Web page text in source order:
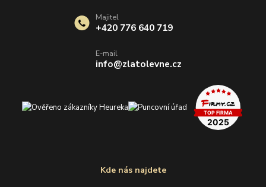
Kde nás najdete
Majitel
+420 776 640 719
E-mail
info@zlatolevne.cz